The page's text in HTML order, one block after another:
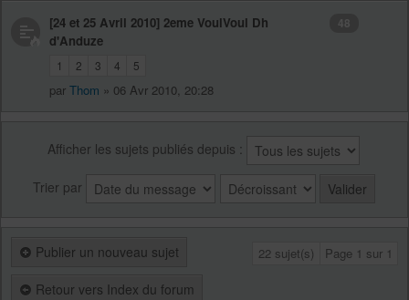
[24 et 25 Avril 2010] 2eme VoulVoul Dh
d'Anduze
1 2 3 4 5
par Thom » 06 Avr 2010, 20:28
48
Afficher les sujets publiés depuis :
Trier par
Publier un nouveau sujet 22 sujet(s) Page 1 sur 1
Retour vers Index du forum